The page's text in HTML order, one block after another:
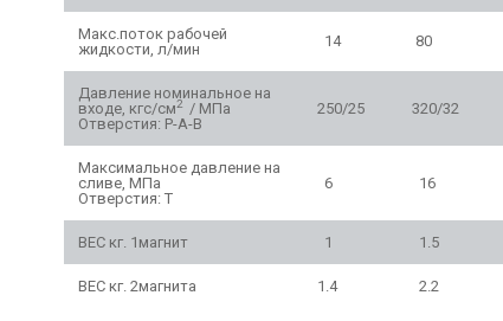
Макс.поток рабочей
жидкости, л/мин
14 80
Давление номинальное на
входе, кгс/см2/ МПа
Отверстия: P-A-B
250/25 320/32
Максимальное давление на
сливе, МПа
Отверстия: Т
6 16
ВЕС кг. 1магнит 1 1.5
ВЕС кг. 2магнита 1.4 2.2